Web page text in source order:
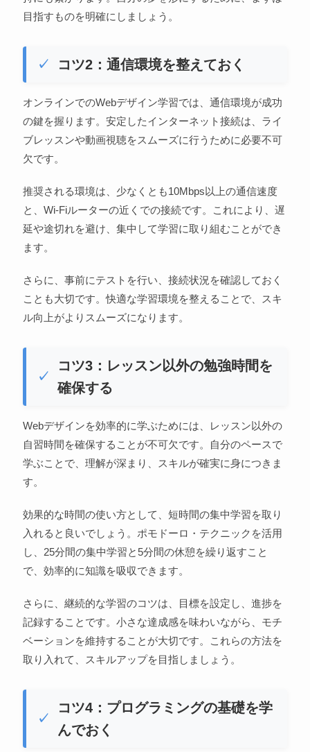
目指すものを明確にしましょう。
コツ2：通信環境を整えておく
オンラインでのWebデザイン学習では、通信環境が成功
の鍵を握ります。安定したインターネット接続は、ライ
ブレッスンや動画視聴をスムーズに行うために必要不可
欠です。
推奨される環境は、少なくとも10Mbps以上の通信速度
と、Wi-Fiルーターの近くでの接続です。これにより、遅
延や途切れを避け、集中して学習に取り組むことができ
ます。
さらに、事前にテストを行い、接続状況を確認しておく
ことも大切です。快適な学習環境を整えることで、スキ
ル向上がよりスムーズになります。
コツ3：レッスン以外の勉強時間を
確保する
Webデザインを効率的に学ぶためには、レッスン以外の
自習時間を確保することが不可欠です。自分のペースで
学ぶことで、理解が深まり、スキルが確実に身につきま
す。
効果的な時間の使い方として、短時間の集中学習を取り
入れると良いでしょう。ポモドーロ・テクニックを活用
し、25分間の集中学習と5分間の休憩を繰り返すこと
で、効率的に知識を吸収できます。
さらに、継続的な学習のコツは、目標を設定し、進捗を
記録することです。小さな達成感を味わいながら、モチ
ベーションを維持することが大切です。これらの方法を
取り入れて、スキルアップを目指しましょう。
コツ4：プログラミングの基礎を学
んでおく